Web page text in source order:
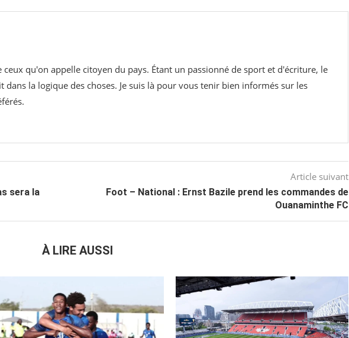
ceux qu'on appelle citoyen du pays. Étant un passionné de sport et d'écriture, le
dans la logique des choses. Je suis là pour vous tenir bien informés sur les
sera la
Article suivant
Foot – National : Ernst Bazile prend les commandes de
Ouanaminthe FC
À LIRE AUSSI